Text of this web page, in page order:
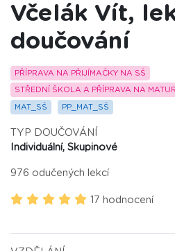
Včelák Vít,
doučování
PŘÍPRAVA NA PŘIJÍMAČKY NA SŠ
STŘEDNÍ ŠKOLA A PŘÍPRAVA NA
MAT_SŠ PP_MAT_SŠ
TYP DOUČOVÁNÍ
Individuální, Skupinové
976 odučených lekcí
17 hodnocení